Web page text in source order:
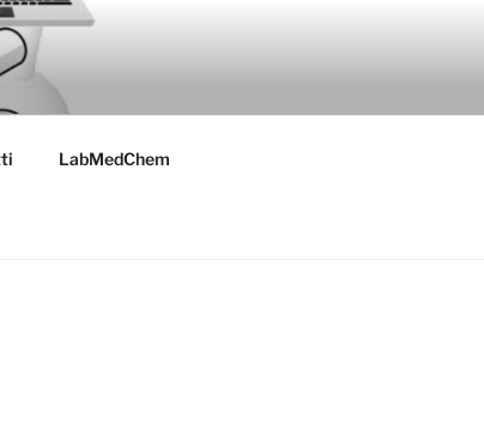
LabMedChem